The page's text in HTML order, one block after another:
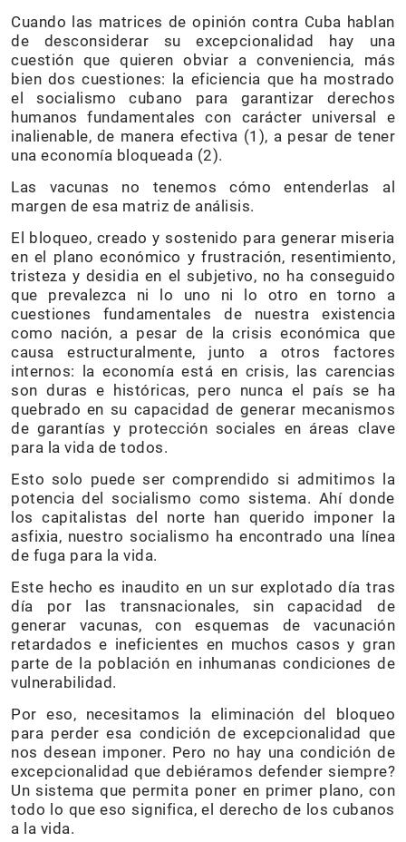
Cuando las matrices de opinión contra Cuba hablan
de desconsiderar su excepcionalidad hay una
cuestión que quieren obviar a conveniencia, más
bien dos cuestiones: la eficiencia que ha mostrado
el socialismo cubano para garantizar derechos
humanos fundamentales con carácter universal e
inalienable, de manera efectiva (1), a pesar de tener
una economía bloqueada (2).
Las vacunas no tenemos cómo entenderlas al
margen de esa matriz de análisis.
El bloqueo, creado y sostenido para generar miseria
en el plano económico y frustración, resentimiento,
tristeza y desidia en el subjetivo, no ha conseguido
que prevalezca ni lo uno ni lo otro en torno a
cuestiones fundamentales de nuestra existencia
como nación, a pesar de la crisis económica que
causa estructuralmente, junto a otros factores
internos: la economía está en crisis, las carencias
son duras e históricas, pero nunca el país se ha
quebrado en su capacidad de generar mecanismos
de garantías y protección sociales en áreas clave
para la vida de todos.
Esto solo puede ser comprendido si admitimos la
potencia del socialismo como sistema. Ahí donde
los capitalistas del norte han querido imponer la
asfixia, nuestro socialismo ha encontrado una línea
de fuga para la vida.
Este hecho es inaudito en un sur explotado día tras
día por las transnacionales, sin capacidad de
generar vacunas, con esquemas de vacunación
retardados e ineficientes en muchos casos y gran
parte de la población en inhumanas condiciones de
vulnerabilidad.
Por eso, necesitamos la eliminación del bloqueo
para perder esa condición de excepcionalidad que
nos desean imponer. Pero no hay una condición de
excepcionalidad que debiéramos defender siempre?
Un sistema que permita poner en primer plano, con
todo lo que eso significa, el derecho de los cubanos
a la vida.